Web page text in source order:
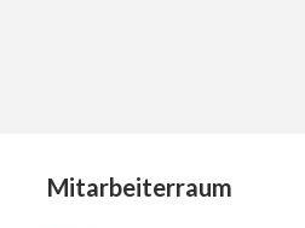
Mitarbeiterraum